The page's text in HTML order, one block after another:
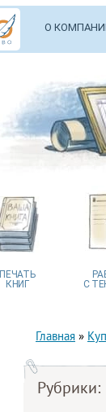
О
ПЕЧАТЬ
КНИГ
С
Главная »
Рубрики: